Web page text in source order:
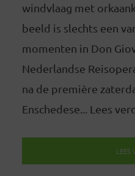
windvlaag met
beeld is slechts een
momenten in Don
Nederlandse
na de première
Enschedese... Lees
LEES